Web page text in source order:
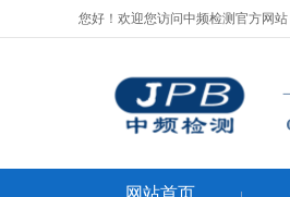
您好！欢迎您访问中频检测官方网站
网站首页